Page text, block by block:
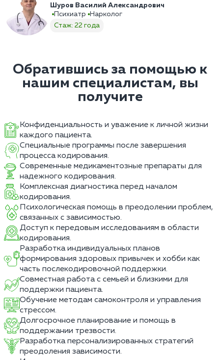
Шуров Василий Александрович
Психиатр
Нарколог
Стаж: 22 года
Обратившись за помощью к
нашим специалистам, вы
получите
Конфиденциальность и уважение к личной жизни
каждого пациента.
Специальные программы после завершения
процесса кодирования.
Современные медикаментозные препараты для
надежного кодирования.
Комплексная диагностика перед началом
кодирования.
Психологическая помощь в преодолении проблем,
связанных с зависимостью.
Доступ к передовым исследованиям в области
кодирования.
Разработка индивидуальных планов
формирования здоровых привычек и хобби как
часть послекодировочной поддержки.
Совместная работа с семьей и близкими для
поддержки пациента.
Обучение методам самоконтроля и управления
стрессом.
Долгосрочное планирование и помощь в
поддержании трезвости.
Разработка персонализированных стратегий
преодоления зависимости.